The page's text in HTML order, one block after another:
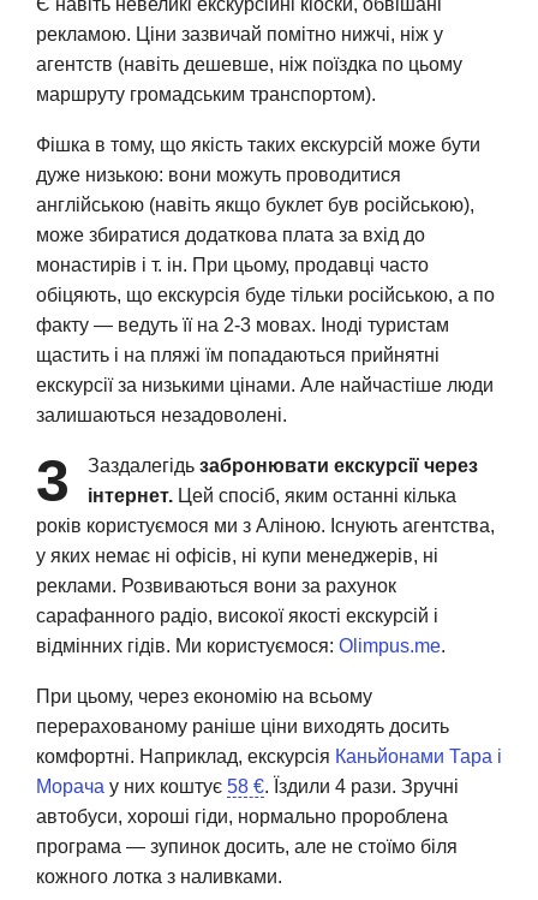
Є навіть невеликі екскурсійні кіоски, обвішані
рекламою. Ціни зазвичай помітно нижчі, ніж у
агентств (навіть дешевше, ніж поїздка по цьому
маршруту громадським транспортом).
Фішка в тому, що якість таких екскурсій може бути
дуже низькою: вони можуть проводитися
англійською (навіть якщо буклет був російською),
може збиратися додаткова плата за вхід до
монастирів і т. ін. При цьому, продавці часто
обіцяють, що екскурсія буде тільки російською, а по
факту — ведуть її на 2-3 мовах. Іноді туристам
щастить і на пляжі їм попадаються прийнятні
екскурсії за низькими цінами. Але найчастіше люди
залишаються незадоволені.
3 Заздалегідь забронювати екскурсії через
інтернет. Цей спосіб, яким останні кілька
років користуємося ми з Аліною. Існують агентства,
у яких немає ні офісів, ні купи менеджерів, ні
реклами. Розвиваються вони за рахунок
сарафанного радіо, високої якості екскурсій і
відмінних гідів. Ми користуємося: Olimpus.me.
При цьому, через економію на всьому
перерахованому раніше ціни виходять досить
комфортні. Наприклад, екскурсія Каньйонами Тара і
Морача у них коштує 58 €. Їздили 4 рази. Зручні
автобуси, хороші гіди, нормально пророблена
програма — зупинок досить, але не стоїмо біля
кожного лотка з наливками.